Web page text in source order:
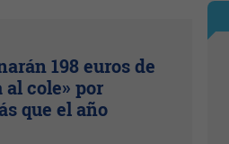
198 euros de
al cole» por
que el año